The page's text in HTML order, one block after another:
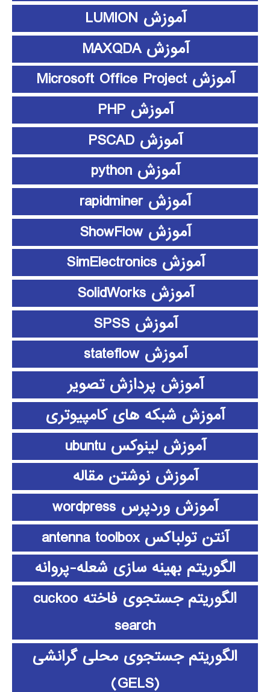
آموزش LUMION
آموزش MAXQDA
آموزش Microsoft Office Project
آموزش PHP
آموزش PSCAD
آموزش python
آموزش rapidminer
آموزش ShowFlow
آموزش SimElectronics
آموزش SolidWorks
آموزش SPSS
آموزش stateflow
آموزش پردازش تصویر
آموزش شبکه های کامپیوتری
آموزش لینوکس ubuntu
آموزش نوشتن مقاله
آموزش وردپرس wordpress
آنتن تولباکس antenna toolbox
الگوریتم بهینه سازی شعله-پروانه
الگوریتم جستجوی فاخته cuckoo
search
الگوریتم جستجوی محلی گرانشی
(GELS)